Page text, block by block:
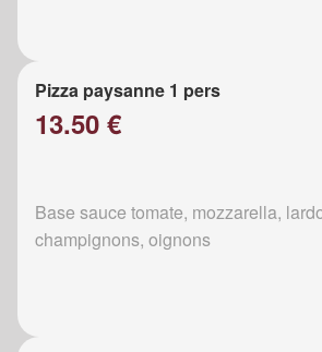
Pizza paysanne 1 pers
13.50 €
Base sauce tomate, mozzarella,
champignons, oignons